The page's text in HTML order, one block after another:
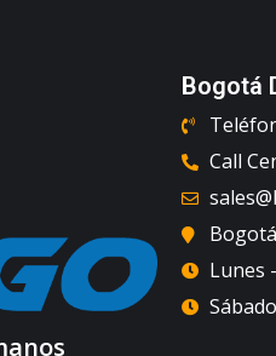
Bogotá
Call
Lunes